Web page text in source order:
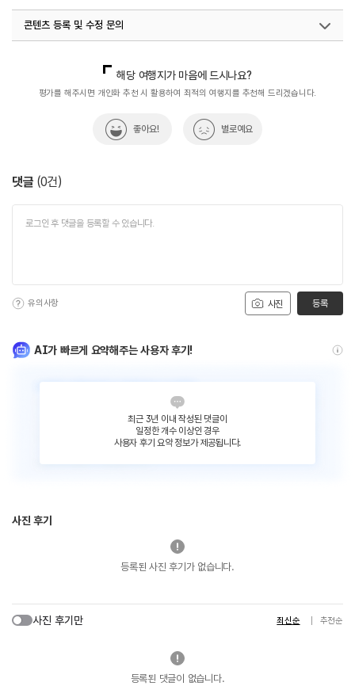
콘텐츠 등록 및 수정 문의
해당 여행지가 마음에 드시나요?
평가를 해주시면 개인화 추천 시 활용하여 최적의 여행지를 추천해 드리겠습니다.
좋아요! 별로예요
댓글 (0건)
사진
유의사항 등록
AI가 빠르게 요약해주는 사용자 후기!
최근 3년 이내 작성된 댓글이
일정한 개수 이상인 경우
사용자 후기 요약 정보가 제공됩니다.
사진 후기
등록된 사진 후기가 없습니다.
사진 후기만 최신순 추천순
등록된 댓글이 없습니다.